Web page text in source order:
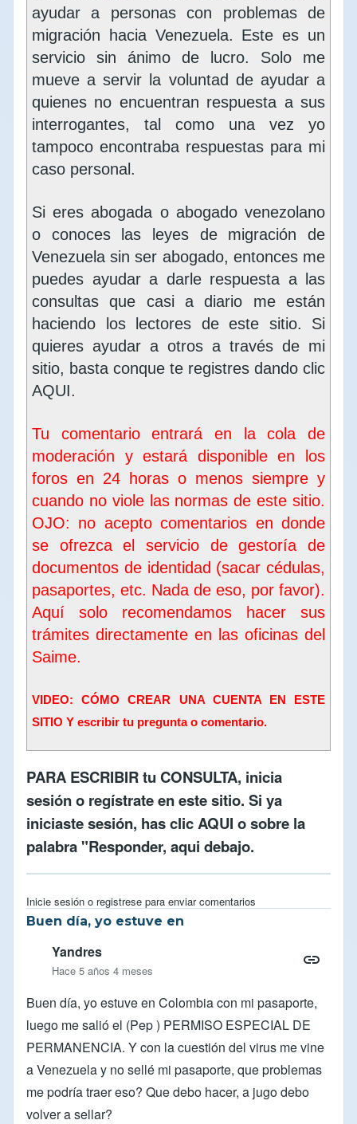
ayudar a personas con problemas de
migración hacia Venezuela. Este es un
servicio sin ánimo de lucro. Solo me
mueve a servir la voluntad de ayudar a
quienes no encuentran respuesta a sus
interrogantes, tal como una vez yo
tampoco encontraba respuestas para mi
caso personal.
Si eres abogada o abogado venezolano
o conoces las leyes de migración de
Venezuela sin ser abogado, entonces me
puedes ayudar a darle respuesta a las
consultas que casi a diario me están
haciendo los lectores de este sitio. Si
quieres ayudar a otros a través de mi
sitio, basta conque te registres dando clic
AQUI.
Tu comentario entrará en la cola de
moderación y estará disponible en los
foros en 24 horas o menos siempre y
cuando no viole las normas de este sitio.
OJO: no acepto comentarios en donde
se ofrezca el servicio de gestoría de
documentos de identidad (sacar cédulas,
pasaportes, etc. Nada de eso, por favor).
Aquí solo recomendamos hacer sus
trámites directamente en las oficinas del
Saime.
VIDEO: CÓMO CREAR UNA CUENTA EN ESTE
SITIO Y escribir tu pregunta o comentario.
PARA ESCRIBIR tu CONSULTA, inicia
sesióno regístrate en este sitio. Si ya
iniciaste sesión, has clicAQUI o sobre la
palabra "Responder, aqui debajo.
Inicie sesión o registrese para enviar comentarios
Buen día, yo estuve en
Yandres
Hace 5 años 4 meses
Buen día, yo estuve en Colombia con mi pasaporte,
luego me salió el (Pep ) PERMISO ESPECIAL DE
PERMANENCIA. Y con la cuestión del virus me vine
a Venezuela y no sellé mi pasaporte, que problemas
me podría traer eso? Que debo hacer, a jugo debo
volver a sellar?